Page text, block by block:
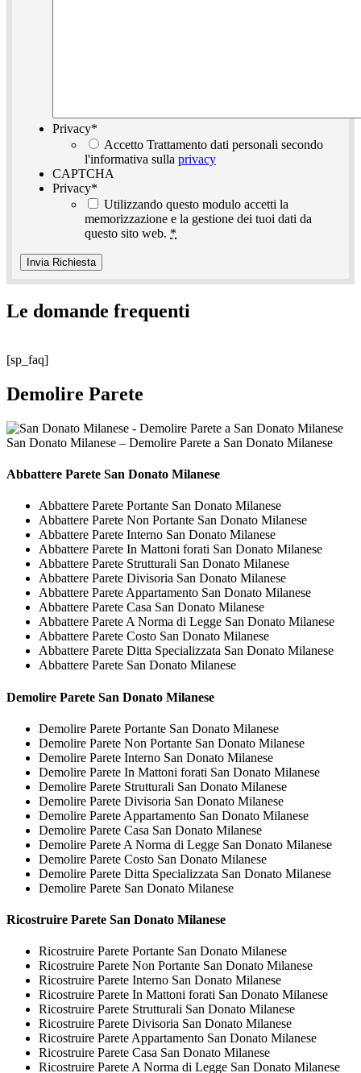
Privacy*
Accetto Trattamento dati personali secondo
l'informativa sulla privacy
CAPTCHA
Privacy*
Utilizzando questo modulo accetti la
memorizzazione e la gestione dei tuoi dati da
questo sito web. *
Le domande frequenti
[sp_faq]
Demolire Parete
San Donato Milanese – Demolire Parete a San Donato Milanese
Abbattere Parete San Donato Milanese
Abbattere Parete Portante San Donato Milanese
Abbattere Parete Non Portante San Donato Milanese
Abbattere Parete Interno San Donato Milanese
Abbattere Parete In Mattoni forati San Donato Milanese
Abbattere Parete Strutturali San Donato Milanese
Abbattere Parete Divisoria San Donato Milanese
Abbattere Parete Appartamento San Donato Milanese
Abbattere Parete Casa San Donato Milanese
Abbattere Parete A Norma di Legge San Donato Milanese
Abbattere Parete Costo San Donato Milanese
Abbattere Parete Ditta Specializzata San Donato Milanese
Abbattere Parete San Donato Milanese
Demolire Parete San Donato Milanese
Demolire Parete Portante San Donato Milanese
Demolire Parete Non Portante San Donato Milanese
Demolire Parete Interno San Donato Milanese
Demolire Parete In Mattoni forati San Donato Milanese
Demolire Parete Strutturali San Donato Milanese
Demolire Parete Divisoria San Donato Milanese
Demolire Parete Appartamento San Donato Milanese
Demolire Parete Casa San Donato Milanese
Demolire Parete A Norma di Legge San Donato Milanese
Demolire Parete Costo San Donato Milanese
Demolire Parete Ditta Specializzata San Donato Milanese
Demolire Parete San Donato Milanese
Ricostruire Parete San Donato Milanese
Ricostruire Parete Portante San Donato Milanese
Ricostruire Parete Non Portante San Donato Milanese
Ricostruire Parete Interno San Donato Milanese
Ricostruire Parete In Mattoni forati San Donato Milanese
Ricostruire Parete Strutturali San Donato Milanese
Ricostruire Parete Divisoria San Donato Milanese
Ricostruire Parete Appartamento San Donato Milanese
Ricostruire Parete Casa San Donato Milanese
Ricostruire Parete A Norma di Legge San Donato Milanese